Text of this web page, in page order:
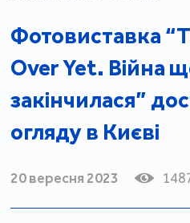
Фотовиставка
Over Yet. Війна
закінчилася”
огляду в Києві
20 вересня 2023